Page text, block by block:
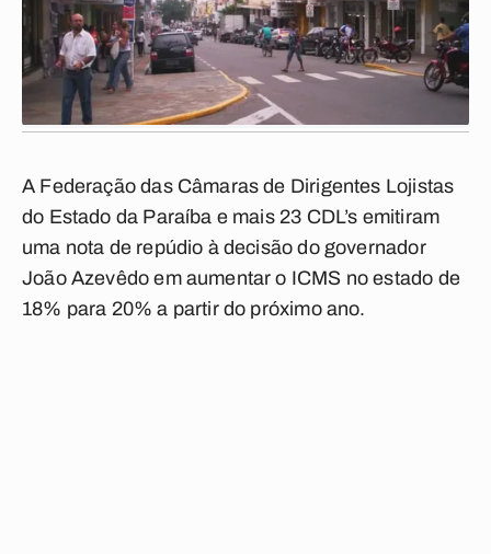
A Federação das Câmaras de Dirigentes Lojistas
do Estado da Paraíba e mais 23 CDL’s emitiram
uma nota de repúdio à decisão do governador
João Azevêdo em aumentar o ICMS no estado de
18% para 20% a partir do próximo ano.